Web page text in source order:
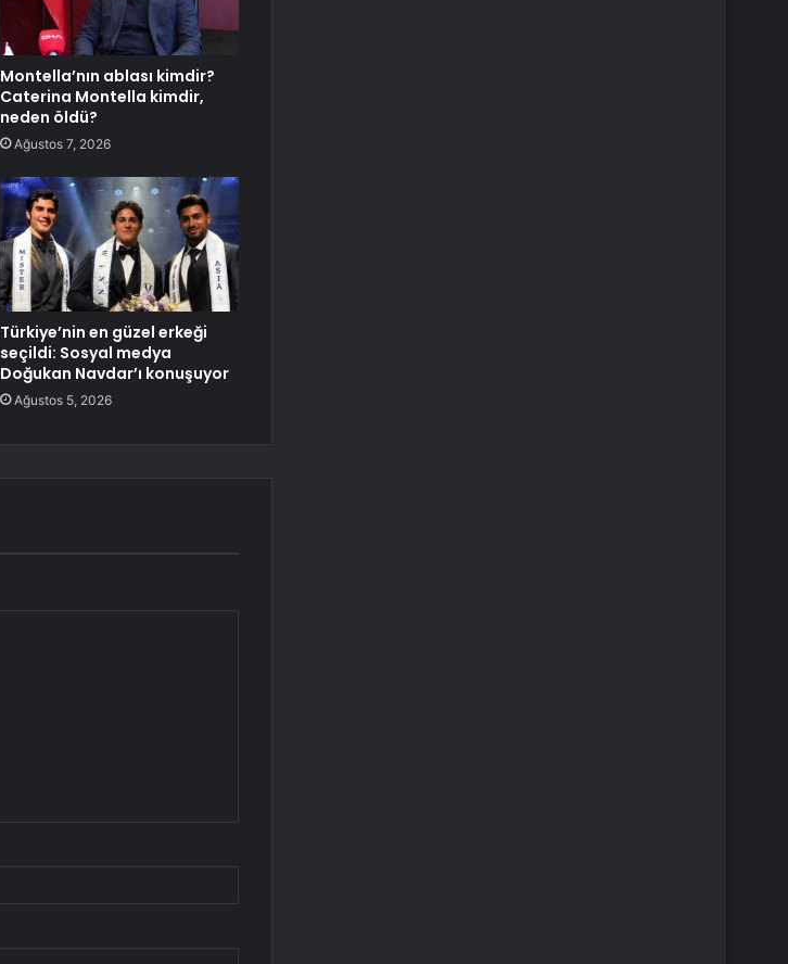
Montella’nın ablası kimdir?
Caterina Montella kimdir,
neden öldü?
Ağustos 7, 2026
Türkiye’nin en güzel erkeği
seçildi: Sosyal medya
Doğukan Navdar’ı konuşuyor
Ağustos 5, 2026